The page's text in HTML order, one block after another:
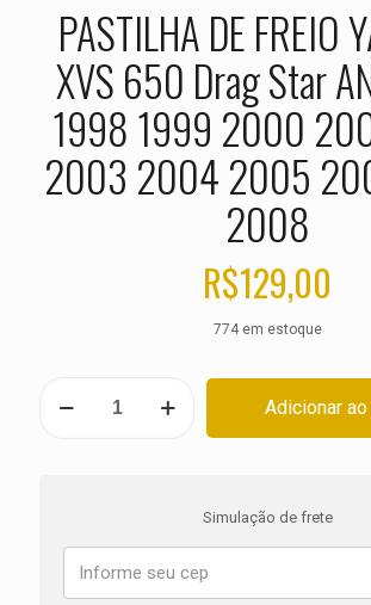
PASTILHA DE FREIO
XVS 650 Drag Star
1998 1999 2000
2003 2004 2005
2008
R$129,00
774 em estoque
Star
1997
Adicionar
Simulação de frete